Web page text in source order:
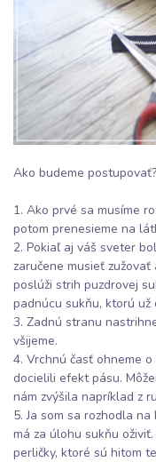
Ako budeme postupovať?
1. Ako prvé sa musíme
potom prenesieme na
2. Pokiaľ aj váš sveter
zaručene musieť
poslúži strih puzdrovej
padnúcu sukňu, ktorú už
3. Zadnú stranu
všijeme.
4. Vrchnú časť ohneme
docielili efekt pásu.
nám zvýšila napríklad z
5. Ja som sa rozhodla
má za úlohu sukňu
perličky, ktoré sú hitom